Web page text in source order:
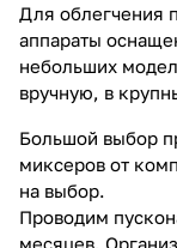
Для облегчения
аппараты
небольших
вручную, в
Большой выбор
миксеров от
на выбор.
Проводим
месяцев.